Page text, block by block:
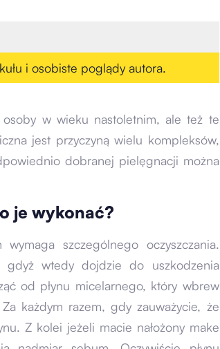
i osobiste poglądy autora.
w wieku nastoletnim, ale też te
jest przyczyną wielu kompleksów,
dobranej pielęgnacji można
je wykonać?
szczególnego oczyszczania.
wtedy dojdzie do uszkodzenia
od płynu micelarnego, który wbrew
każdym razem, gdy zauważycie, że
Z kolei jeżeli macie nałożony make